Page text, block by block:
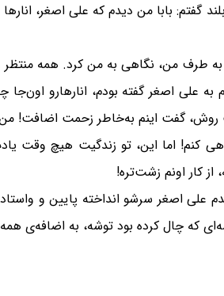
گفتم: بابا من دیدم که علی‌ اصغر،
طرف من، نگاهی به من کرد. همه منتظر
اصغر گفته بودم، انار‌هارو
کنم! اما این، تو زندگیت هیچ وقت
کار اونم زشت‌تره!
علی اصغر سرشو انداخته پایین و
که چال کرده بود توشه، به اضافه‌ی